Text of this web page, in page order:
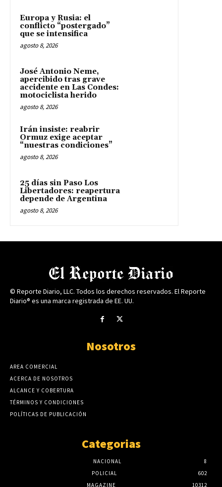
Europa y Rusia: el
conflicto “postergado”
que se intensifica
agosto 8, 2026
José Antonio Neme,
apercibido tras grave
accidente en Las Condes:
motociclista herido
agosto 8, 2026
Irán insiste: reabrir
Ormuz exige aceptar
“nuestras condiciones”
agosto 8, 2026
25 días sin Paso Los
Libertadores: reapertura
depende de Argentina
agosto 8, 2026
© Reporte Diario, LLC. Todos los derechos reservados. El Reporte
Diario® es una marca registrada de EE. UU.
Nosotros
AREA COMERCIAL
ACERCA DE NOSOTROS
ALCANCE Y COBERTURA
TÉRMINOS Y CONDICIONES
POLÍTICAS DE PUBLICACIÓN
Categorias
NACIONAL
8
POLICIAL
602
MAGAZINE
10312